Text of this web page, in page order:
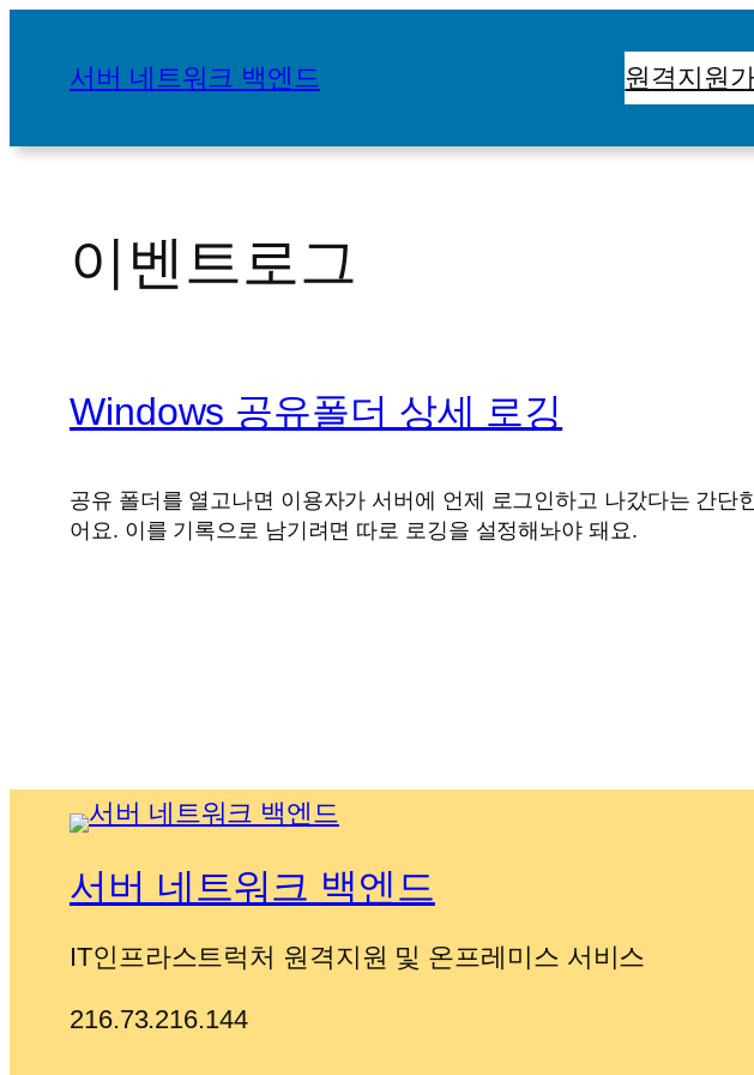
서버 네트워크 백엔드 원격지원
이벤트로그
Windows 공유폴더 상세 로깅
공유 폴더를 열고나면 이용자가 서버에 언제 로그인하고 나갔다는 간
어요. 이를 기록으로 남기려면 따로 로깅을 설정해놔야 돼요.
서버 네트워크 백엔드
IT인프라스트럭처 원격지원 및 온프레미스 서비스
216.73.216.144